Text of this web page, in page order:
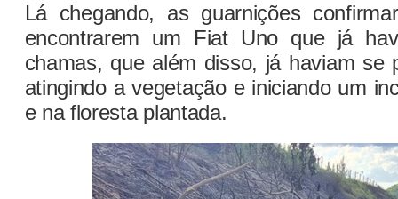
Lá chegando, as guarnições
encontrarem um Fiat Uno que já
chamas, que além disso, já haviam se
atingindo a vegetação e iniciando um
e na floresta plantada.